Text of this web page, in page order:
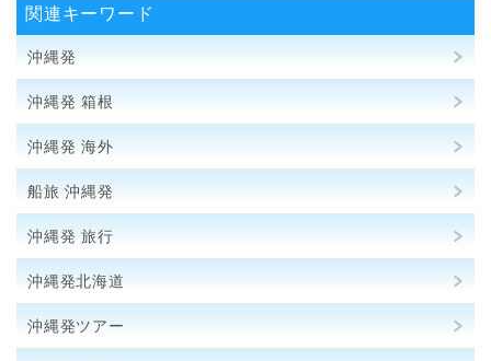
関連キーワード
沖縄発
沖縄発 箱根
沖縄発 海外
船旅 沖縄発
沖縄発 旅行
沖縄発北海道
沖縄発ツアー